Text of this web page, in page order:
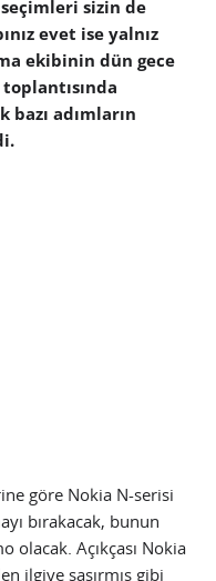
seçimleri sizin de
evet ise yalnız
ekibinin dün gece
toplantısında
bazı adımların
göre Nokia N-serisi
bırakacak, bunun
olacak. Açıkçası Nokia
ilgiye şaşırmış gibi